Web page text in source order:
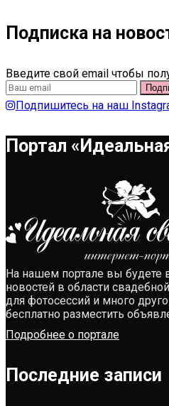
Подписка на
Введите свой email чтобы
Подпишитесь на наш
Портал
На нашем портале вы будете
новостей в области
для фотосессий и много
бесплатно разместить
Подробнее о портале
Последние записи